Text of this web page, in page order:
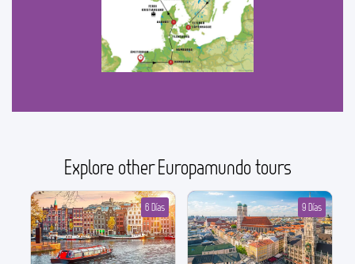
Explore other Europamundo tours
6 Días 9 Días